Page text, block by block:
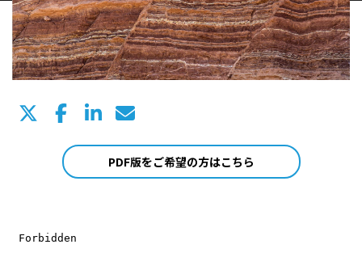
PDF版をご希望の方はこちら